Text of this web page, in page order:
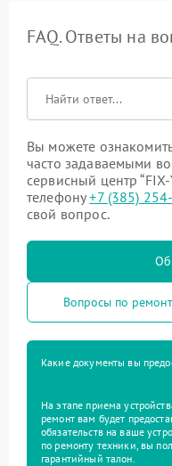
FAQ. Ответы на
Вы можете
часто задаваемыми
сервисный центр
телефону+7 (385)
свой вопрос.
Вопросы по
Какие документы вы
На этапе приема
ремонт вам будет
обязательств на ваше
по ремонту техники, вы
гарантийный талон.